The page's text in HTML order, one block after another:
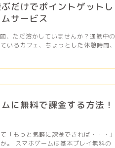
だけでポイントゲットし
サービス
、ただ溶かしていませんか？通勤中の
いるカフェ、ちょっとした休憩時間、
に無料で課金する方法！
「もっと気軽に課金できれば・・・」
。 スマホゲームは基本プレイ無料の